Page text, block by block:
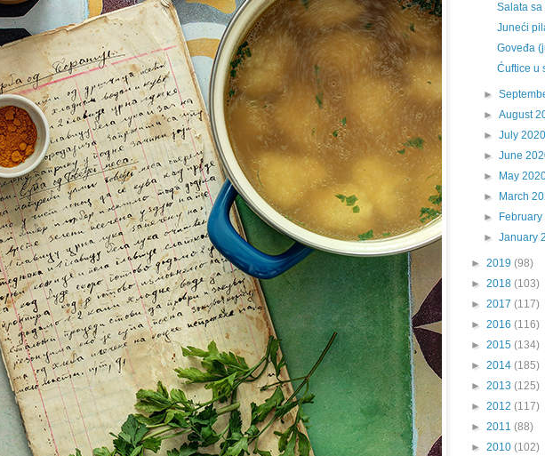
Salata sa
Juneći
Goveđa
Ćuftice u
►
►August
►July
►June
►
May
►
March
►
►January
► 2019 (98)
► 2018 (103)
► 2017 (117)
► 2016 (116)
► 2015 (134)
► 2014 (185)
► 2013 (125)
► 2012 (117)
► 2011 (88)
► 2010 (102)